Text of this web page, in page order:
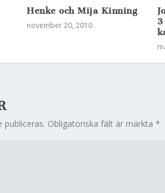
Henke och Mija Kinning
november 20, 2010
publiceras. Obligatoriska fält är märkta*